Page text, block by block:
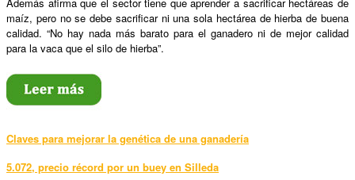
Además afirma que el sector tiene que aprender a sacrificar hectáreas de
maíz, pero no se debe sacrificar ni una sola hectárea de hierba de buena
calidad. “No hay nada más barato para el ganadero ni de mejor calidad
para la vaca que el silo de hierba”.
Claves para mejorar la genética de una ganadería
5.072, precio récord por un buey en Silleda